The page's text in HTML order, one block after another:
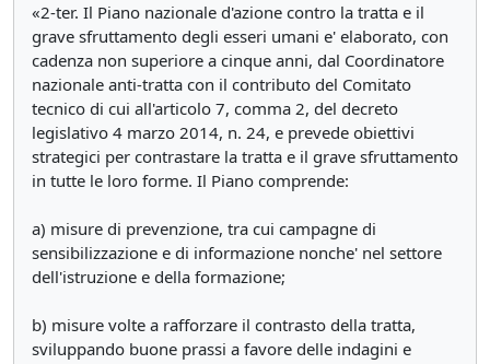
«2-ter. Il Piano nazionale d'azione contro la tratta e il
grave sfruttamento degli esseri umani e' elaborato, con
cadenza non superiore a cinque anni, dal Coordinatore
nazionale anti-tratta con il contributo del Comitato
tecnico di cui all'articolo 7, comma 2, del decreto
legislativo 4 marzo 2014, n. 24, e prevede obiettivi
strategici per contrastare la tratta e il grave sfruttamento
in tutte le loro forme. Il Piano comprende:
a) misure di prevenzione, tra cui campagne di
sensibilizzazione e di informazione nonche' nel settore
dell'istruzione e della formazione;
b) misure volte a rafforzare il contrasto della tratta,
sviluppando buone prassi a favore delle indagini e